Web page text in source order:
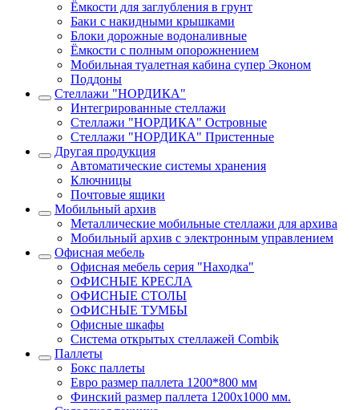
Ёмкости для заглубления в грунт
Баки с накидными крышками
Блоки дорожные водоналивные
Ёмкости с полным опорожнением
Мобильная туалетная кабина супер Эконом
Поддоны
Стеллажи "НОРДИКА"
Интегрированные стеллажи
Стеллажи "НОРДИКА" Островные
Стеллажи "НОРДИКА" Пристенные
Другая продукция
Автоматические системы хранения
Ключницы
Почтовые ящики
Мобильный архив
Металлические мобильные стеллажи для архива
Мобильный архив с электронным управлением
Офисная мебель
Офисная мебель серия "Находка"
ОФИСНЫЕ КРЕСЛА
ОФИСНЫЕ СТОЛЫ
ОФИСНЫЕ ТУМБЫ
Офисные шкафы
Система открытых стеллажей Combik
Паллеты
Бокс паллеты
Евро размер паллета 1200*800 мм
Финский размер паллета 1200х1000 мм.